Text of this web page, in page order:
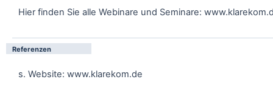
Hier finden Sie alle Webinare und Seminare:
Referenzen
s. Website: www.klarekom.de